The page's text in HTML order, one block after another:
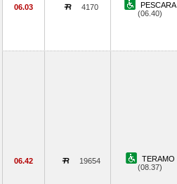
06.03 4170
PESCARA
(06.40)
06.42 19654
TERAMO
(08.37)